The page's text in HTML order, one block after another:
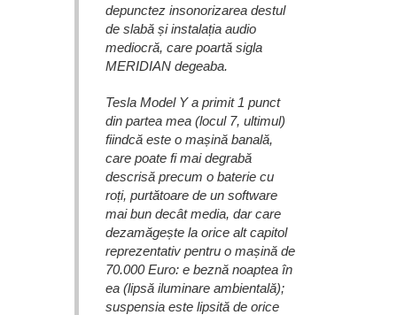
depunctez insonorizarea destul
de slabă și instalația audio
mediocră, care poartă sigla
MERIDIAN degeaba.
Tesla Model Y a primit 1 punct
din partea mea (locul 7, ultimul)
fiindcă este o mașină banală,
care poate fi mai degrabă
descrisă precum o baterie cu
roți, purtătoare de un software
mai bun decât media, dar care
dezamăgește la orice alt capitol
reprezentativ pentru o mașină de
70.000 Euro: e beznă noaptea în
ea (lipsă iluminare ambientală);
suspensia este lipsită de orice